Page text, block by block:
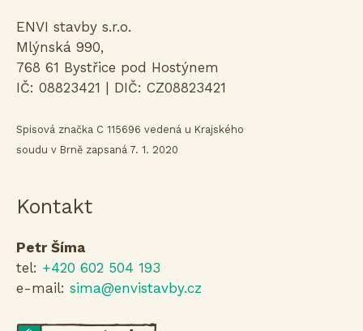
ENVI stavby s.r.o.
Mlýnská 990,
768 61 Bystřice pod Hostýnem
IČ: 08823421 | DIČ: CZ08823421
Spisová značka C 115696 vedená u Krajského
soudu v Brně zapsaná 7. 1. 2020
Kontakt
Petr Šíma
tel: +420 602 504 193
e-mail: sima@envistavby.cz